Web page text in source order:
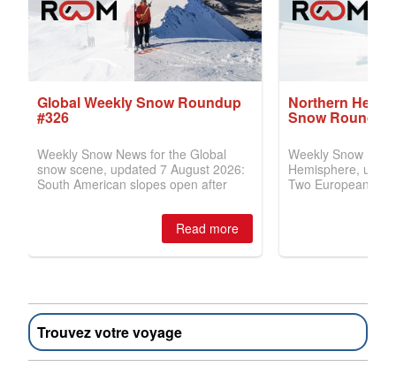
Trouvez votre voyage